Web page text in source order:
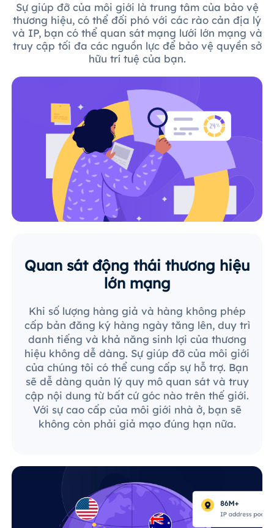
Sự giúp đỡ của môi giới là trung tâm của bảo vệ
thương hiệu, có thể đối phó với các rào cản địa lý
và IP, bạn có thể quan sát mạng lưới lớn mạng và
truy cập tối đa các nguồn lực để bảo vệ quyền sở
hữu trí tuệ của bạn.
Quan sát động thái thương hiệu
lớn mạng
Khi số lượng hàng giả và hàng không phép
cấp bản đăng ký hàng ngày tăng lên, duy trì
danh tiếng và khả năng sinh lợi của thương
hiệu không dễ dàng. Sự giúp đỡ của môi giới
của chúng tôi có thể cung cấp sự hỗ trợ. Bạn
sẽ dễ dàng quản lý quy mô quan sát và truy
cập nội dung từ bất cứ góc nào trên thế giới.
Với sự cao cấp của môi giới nhà ở, bạn sẽ
không còn phải giả mạo đúng hạn nữa.